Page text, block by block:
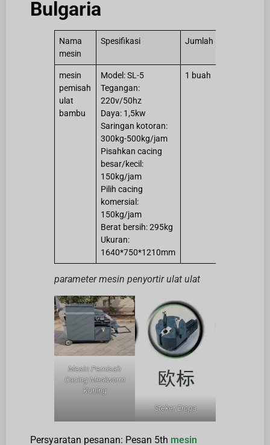
Bulgaria
Nama
mesin
Spesifikasi Jumlah
mesin
pemisah
ulat
bambu
Model: SL-5
Tegangan:
220v/50hz
Daya: 1,5kw
Saringan kotoran:
300kg-500kg/jam
Pisahkan cacing
besar/kecil:
150kg/jam
Pilih cacing
komersial:
150kg/jam
Berat bersih: 295kg
Ukuran:
1640*750*1210mm
1 buah
parameter mesin penyortir ulat ulat
Mesin Pemisah
Cacing Mealworm
Kuning
Steker Eropa
Persyaratan pesanan: Pesan 5th mesin